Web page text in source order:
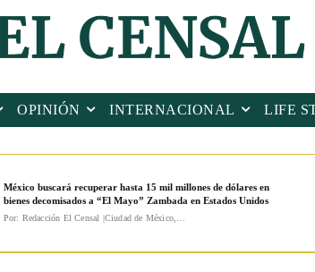
OPINIÓN INTERNACIONAL LIFE
México buscará recuperar hasta 15 mil millones de dólares en
bienes decomisados a “El Mayo” Zambada en Estados Unidos
Por: Redacción El Censal |Ciudad de México,...